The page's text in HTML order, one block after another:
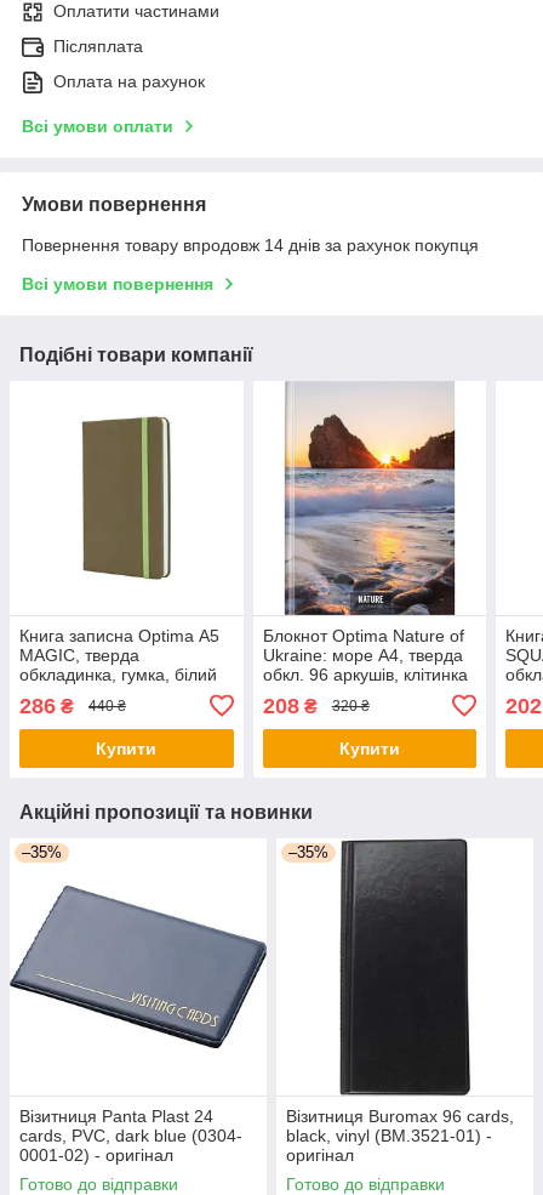
Оплатити частинами
Післяплата
Оплата на рахунок
Всі умови оплати
Умови повернення
Повернення товару впродовж 14 днів за рахунок покупця
Всі умови повернення
Подібні товари компанії
Книга записна Optima А5
MAGIC, тверда
обкладинка, гумка, білий
фісташковий (O27102-67)
- оригінал
286 ₴ 440 ₴
Купити
Блокнот Optima Nature of
Ukraine: море А4, тверда
обкл. 96 аркушів, клітинка
208₴ 320 ₴
Купити
202
Акційні пропозиції та новинки
–35%
Візитниця Panta Plast 24
cards, PVC, dark blue (0304-
0001-02) - оригінал
Готово до відправки
–35%
Візитниця Buromax 96 cards,
black, vinyl (BM.3521-01) -
оригінал
Готово до відправки